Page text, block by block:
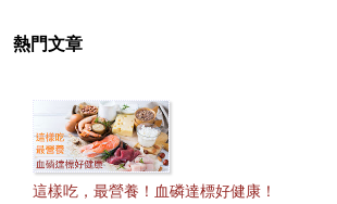
熱門文章
這樣吃，最營養！血磷達標好健康！